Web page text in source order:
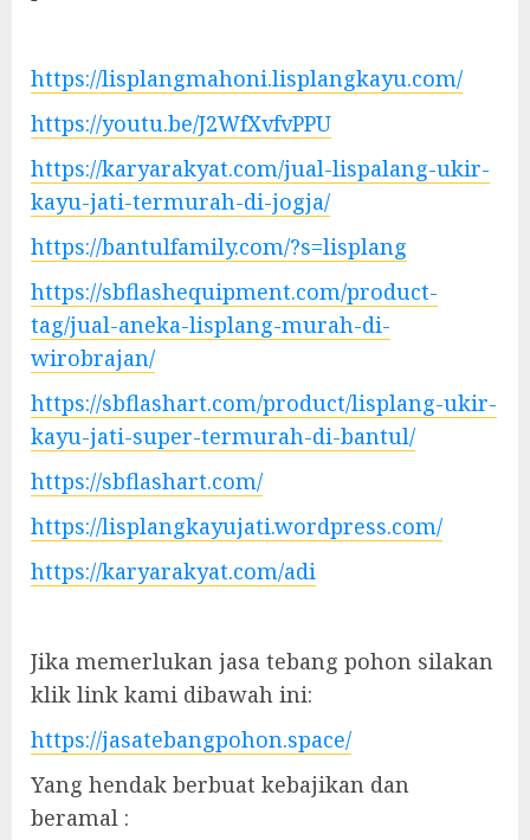
https://lisplangmahoni.lisplangkayu.com/
https://youtu.be/J2WfXvfvPPU
https://karyarakyat.com/jual-lispalang-ukir-
kayu-jati-termurah-di-jogja/
https://bantulfamily.com/?s=lisplang
https://sbflashequipment.com/product-
tag/jual-aneka-lisplang-murah-di-
wirobrajan/
https://sbflashart.com/product/lisplang-ukir-
kayu-jati-super-termurah-di-bantul/
https://sbflashart.com/
https://lisplangkayujati.wordpress.com/
https://karyarakyat.com/adi
Jika memerlukan jasa tebang pohon silakan
klik link kami dibawah ini:
https://jasatebangpohon.space/
Yang hendak berbuat kebajikan dan
beramal :